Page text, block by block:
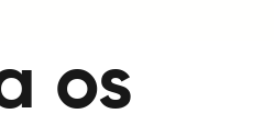
os